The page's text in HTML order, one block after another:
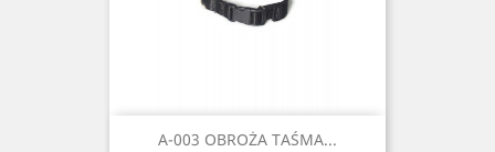
A-003 OBROŻA TAŚMA...